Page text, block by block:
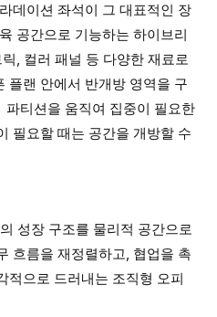
데이션 좌석이 그 대표적인 장
공간으로 기능하는 하이브리
, 컬러 패널 등 다양한 재료로
플랜 안에서 반개방 영역을 구
티션을 움직여 집중이 필요한
필요할 때는 공간을 개방할 수
성장 구조를 물리적 공간으로
흐름을 재정렬하고, 협업을 촉
적으로 드러내는 조직형 오피